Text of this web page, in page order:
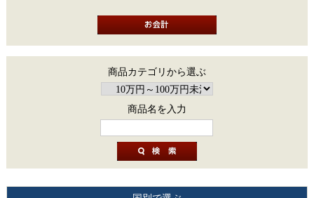
商品カテゴリから選ぶ
商品名を入力